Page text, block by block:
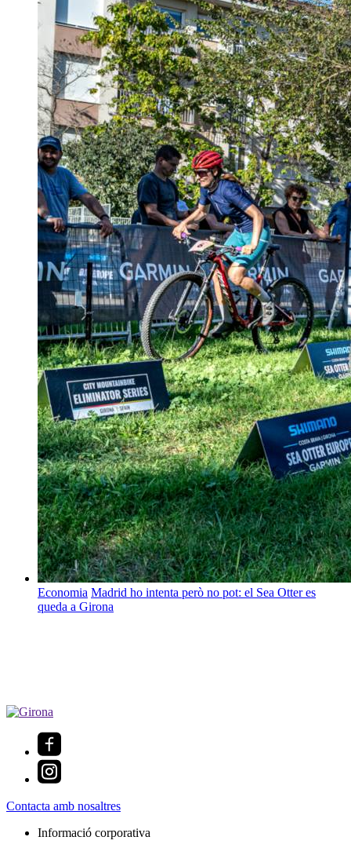
Economia Madrid ho intenta però no pot: el Sea Otter es
queda a Girona
Contacta amb nosaltres
Informació corporativa